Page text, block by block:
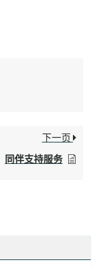
下一页
同伴支持服务